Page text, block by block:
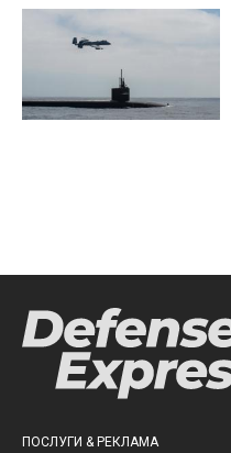
ПОСЛУГИ & РЕКЛАМА